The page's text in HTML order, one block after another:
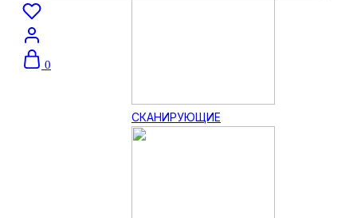
0
СКАНИРУЮЩИЕ